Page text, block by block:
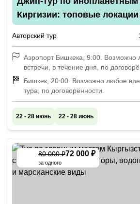
Киргизии: топовые
Авторский тур
Аэропорт Бишкека, 9:00. Возможно
встречи, в течение дня, по
Бишкек, 20:00. Возможно любое
тура, по договорённости.
22 - 28 июнь 22 - 28 июнь
80 000 ₽72 000 ₽
за одного